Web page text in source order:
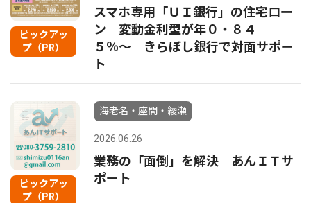
ピックアッ
プ（PR）
スマホ専用「ＵＩ銀行」の住宅ロー
ン 変動金利型が年０・８４
５％〜 きらぼし銀行で対面サポー
ト
ピックアッ
プ（PR）
海老名・座間・綾瀬
2026.06.26
業務の「面倒」を解決 あんＩＴサ
ポート